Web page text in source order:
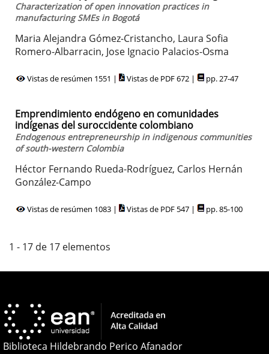
Characterization of open innovation practices in
manufacturing SMEs in Bogotá
Maria Alejandra Gómez-Cristancho, Laura Sofia
Romero-Albarracin, Jose Ignacio Palacios-Osma
Vistas de resúmen 1551 | Vistas de PDF 672 | pp. 27-47
Emprendimiento endógeno en comunidades
indígenas del suroccidente colombiano
Endogenous entrepreneurship in indigenous communities
of south-western Colombia
Héctor Fernando Rueda-Rodríguez, Carlos Hernán
González-Campo
Vistas de resúmen 1083 | Vistas de PDF 547 | pp. 85-100
1 - 17 de 17 elementos
Biblioteca Hildebrando Perico Afanador